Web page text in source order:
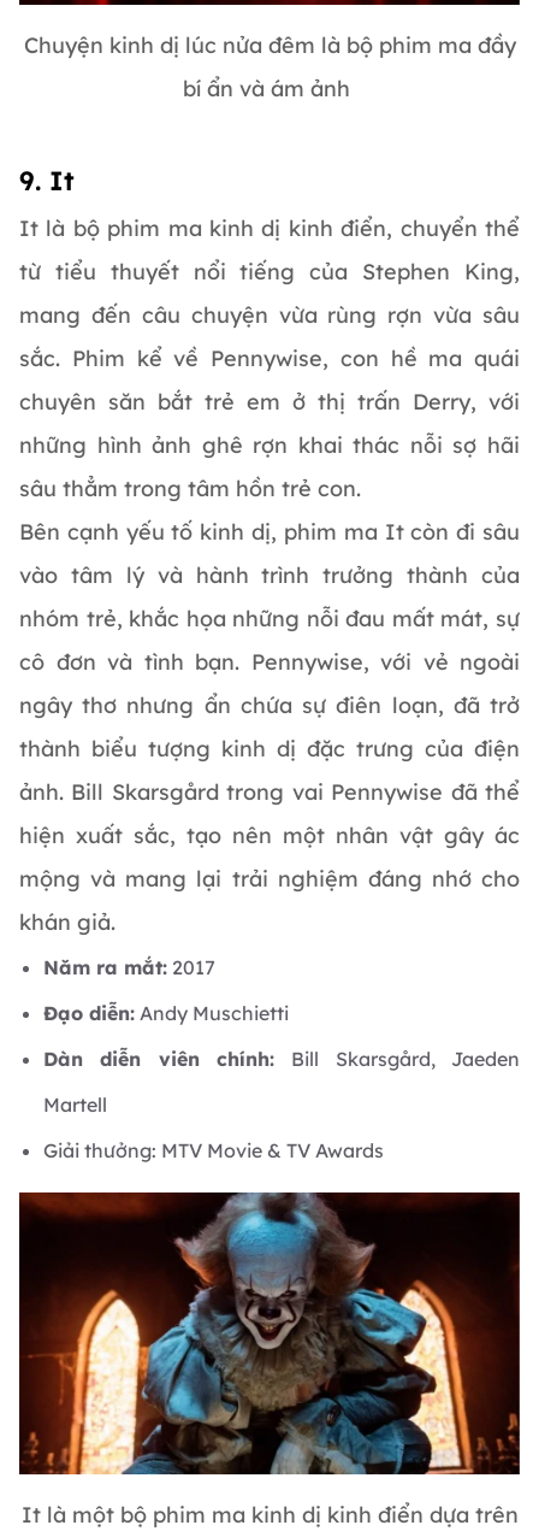
Chuyện kinh dị lúc nửa đêm là bộ phim ma đầy
bí ẩn và ám ảnh
9. It
It là bộ phim ma kinh dị kinh điển, chuyển thể
từ tiểu thuyết nổi tiếng của Stephen King,
mang đến câu chuyện vừa rùng rợn vừa sâu
sắc. Phim kể về Pennywise, con hề ma quái
chuyên săn bắt trẻ em ở thị trấn Derry, với
những hình ảnh ghê rợn khai thác nỗi sợ hãi
sâu thẳm trong tâm hồn trẻ con.
Bên cạnh yếu tố kinh dị, phim ma It còn đi sâu
vào tâm lý và hành trình trưởng thành của
nhóm trẻ, khắc họa những nỗi đau mất mát, sự
cô đơn và tình bạn. Pennywise, với vẻ ngoài
ngây thơ nhưng ẩn chứa sự điên loạn, đã trở
thành biểu tượng kinh dị đặc trưng của điện
ảnh. Bill Skarsgård trong vai Pennywise đã thể
hiện xuất sắc, tạo nên một nhân vật gây ác
mộng và mang lại trải nghiệm đáng nhớ cho
khán giả.
Năm ra mắt: 2017
Đạo diễn: Andy Muschietti
Dàn diễn viên chính: Bill Skarsgård, Jaeden
Martell
Giải thưởng: MTV Movie & TV Awards
It là một bộ phim ma kinh dị kinh điển dựa trên